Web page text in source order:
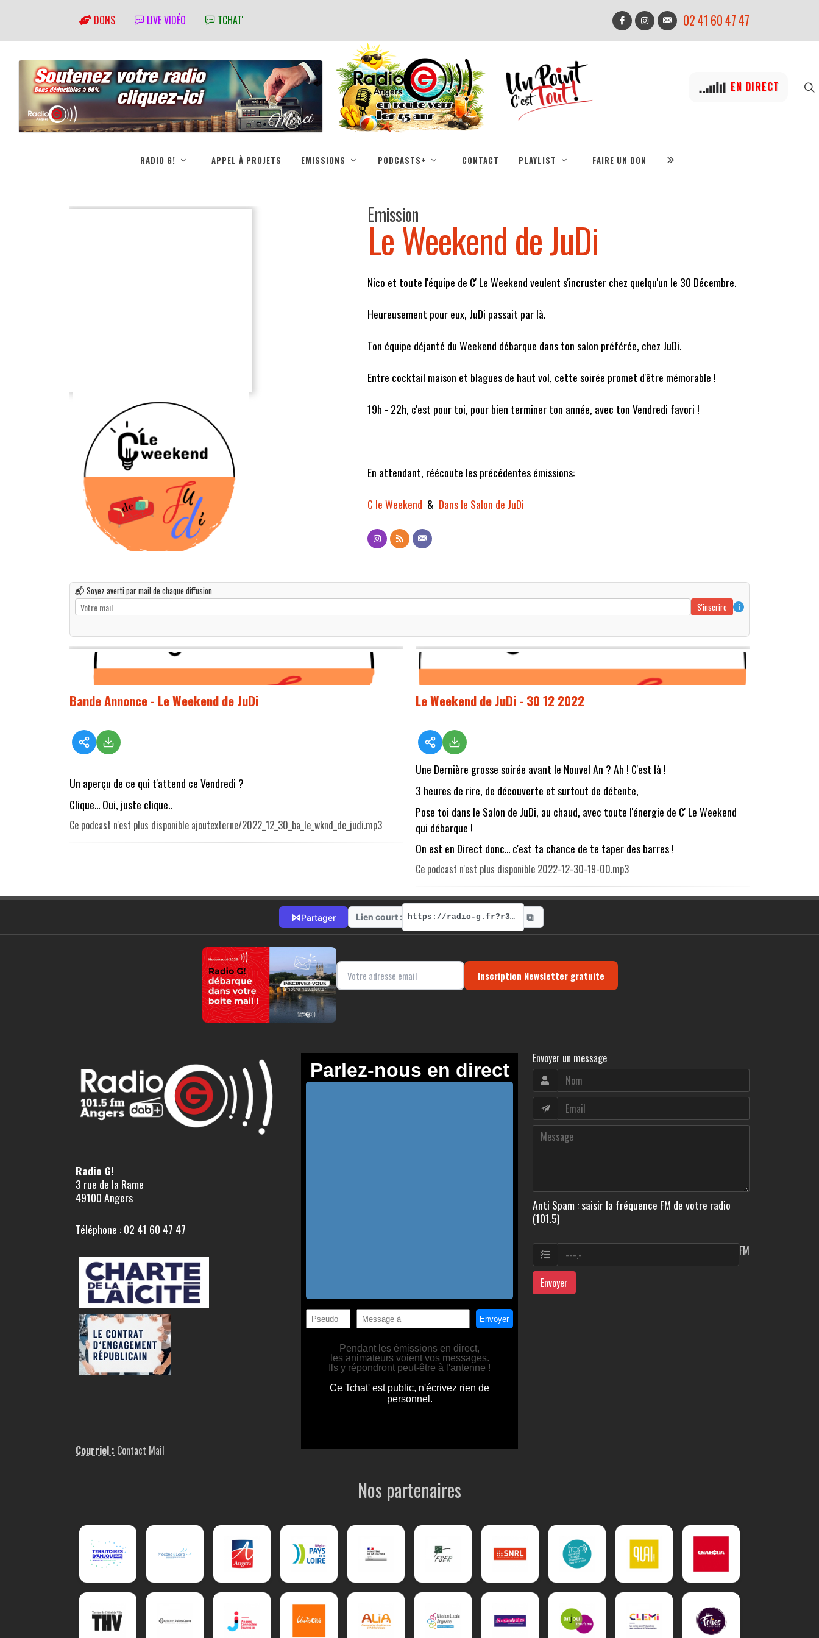
DONS LIVE VIDÉO TCHAT' 02 41 60 47 47
EN DIRECT
RADIO G! APPEL À PROJETS EMISSIONS PODCASTS+ CONTACT PLAYLIST FAIRE UN DON
Emission
Le Weekend de JuDi
Nico et toute l'équipe de C' Le Weekend veulent s'incruster chez quelqu'un le 30 Décembre.
Heureusement pour eux, JuDi passait par là.
Ton équipe déjanté du Weekend débarque dans ton salon préférée, chez JuDi.
Entre cocktail maison et blagues de haut vol, cette soirée promet d'être mémorable !
19h - 22h, c'est pour toi, pour bien terminer ton année, avec ton Vendredi favori !
En attendant, réécoute les précédentes émissions:
C le Weekend & Dans le Salon de JuDi
📬 Soyez averti par mail de chaque diffusion
S'inscrire
i
Bande Annonce - Le Weekend de JuDi
Un aperçu de ce qui t'attend ce Vendredi ?
Clique... Oui, juste clique..
Ce podcast n'est plus disponible ajoutexterne/2022_12_30_ba_le_wknd_de_judi.mp3
Le Weekend de JuDi - 30 12 2022
Une Dernière grosse soirée avant le Nouvel An ? Ah ! C'est là !
3 heures de rire, de découverte et surtout de détente,
Pose toi dans le Salon de JuDi, au chaud, avec toute l'énergie de C' Le Weekend
qui débarque !
On est en Direct donc... c'est ta chance de te taper des barres !
Ce podcast n'est plus disponible 2022-12-30-19-00.mp3
⋈Partager Lien court : https://radio-g.fr?r310 ⧉
Inscription Newsletter gratuite
Radio G!
3 rue de la Rame
49100 Angers
Téléphone : 02 41 60 47 47
Courriel : Contact Mail
Envoyer un message
Anti Spam : saisir la fréquence FM de votre radio
(101.5)
FM
Envoyer
Nos partenaires